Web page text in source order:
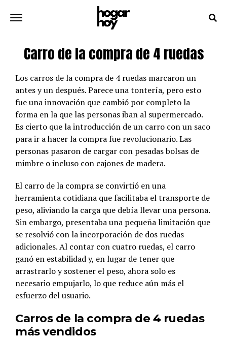
Carro de la compra de 4 ruedas
Los carros de la compra de 4 ruedas marcaron un
antes y un después. Parece una tontería, pero esto
fue una innovación que cambió por completo la
forma en la que las personas iban al supermercado.
Es cierto que la introducción de un carro con un saco
para ir a hacer la compra fue revolucionario. Las
personas pasaron de cargar con pesadas bolsas de
mimbre o incluso con cajones de madera.
El carro de la compra se convirtió en una
herramienta cotidiana que facilitaba el transporte de
peso, aliviando la carga que debía llevar una persona.
Sin embargo, presentaba una pequeña limitación que
se resolvió con la incorporación de dos ruedas
adicionales. Al contar con cuatro ruedas, el carro
ganó en estabilidad y, en lugar de tener que
arrastrarlo y sostener el peso, ahora solo es
necesario empujarlo, lo que reduce aún más el
esfuerzo del usuario.
Carros de la compra de 4 ruedas
más vendidos